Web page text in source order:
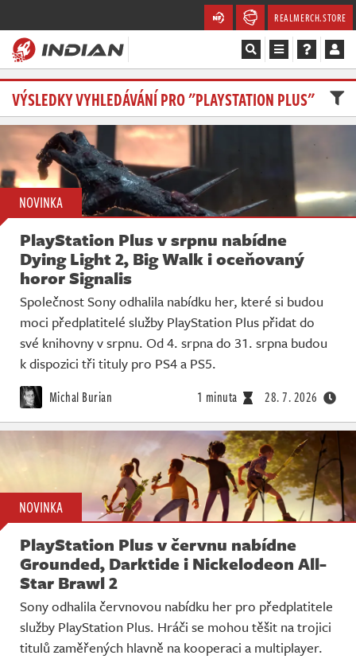
REALMERCH.STORE
Magazín
Recenze
Videa
Soutěže
Databáze
Komunita
Redakce
Živě
VÝSLEDKY VYHLEDÁVÁNÍ PRO "PLAYSTATION PLUS"
NOVINKA
PlayStation Plus v srpnu nabídne
Dying Light 2, Big Walk i oceňovaný
horor Signalis
Společnost Sony odhalila nabídku her, které si budou
moci předplatitelé služby PlayStation Plus přidat do
své knihovny v srpnu. Od 4. srpna do 31. srpna budou
k dispozici tři tituly pro PS4 a PS5.
Michal Burian 1 minuta 28. 7. 2026
NOVINKA
PlayStation Plus v červnu nabídne
Grounded, Darktide i Nickelodeon All-
Star Brawl 2
Sony odhalila červnovou nabídku her pro předplatitele
služby PlayStation Plus. Hráči se mohou těšit na trojici
titulů zaměřených hlavně na kooperaci a multiplayer.